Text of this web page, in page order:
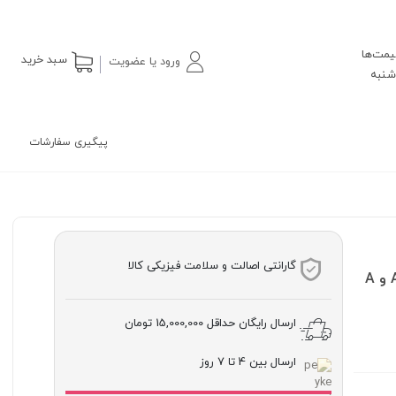
ورود یا عضویت سبد خرید
پیگیری سفارشات
Examinations) 2nd Edition کتاب درسی بین المللی کمبریج AS و A
گارانتی اصالت و سلامت فیزیکی کالا
ارسال رایگان حداقل 15,000,000 تومان
ارسال بین 4 تا 7 روز